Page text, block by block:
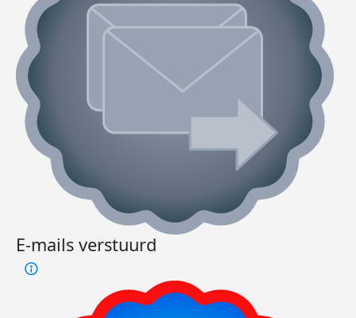
E-mails verstuurd